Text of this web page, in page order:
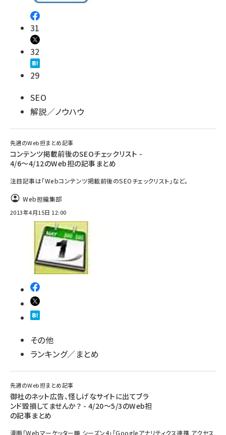
31
32
29
SEO
解説／ノウハウ
先週のWeb担まとめ記事
コンテンツ掲載前後のSEOチェックリスト -
4/6～4/12のWeb担の記事まとめ
注目記事は「Webコンテンツ掲載前後のSEOチェックリスト」など。
Web担編集部
2013年4月15日 12:00
その他
ランキング／まとめ
先週のWeb担まとめ記事
御社のネット広告、怪しげなサイトに出てブラ
ンド毀損してませんか？ - 4/20～5/3のWeb担
の記事まとめ
漫画「Webマーケッター瞳 シーズン4」「Googleアナリティクス連携 アクセス